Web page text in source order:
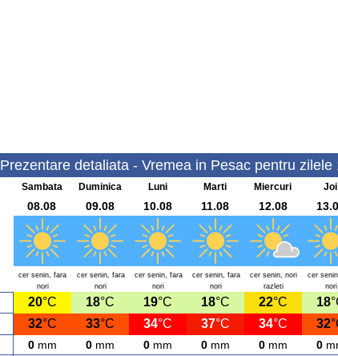
Prezentare detaliata - Vremea in Pesac pentru zilele
Sambata Duminica Luni Marti Miercuri Joi
08.08 09.08 10.08 11.08 12.08
cer senin, fara
nori
cer senin, fara
nori
cer senin, fara
nori
cer senin, fara
nori
cer senin, nori
razleti
cer
nori
20°C 18°C 19°C 18°C 22°C 18
32°C 33°C 34°C 37°C 34°C 32
0mm 0mm 0mm 0mm 0mm 0